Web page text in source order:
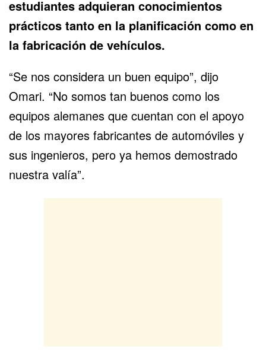
estudiantes adquieran conocimientos
prácticos tanto en la planificación como en
la fabricación de vehículos.
“Se nos considera un buen equipo”, dijo
Omari. “No somos tan buenos como los
equipos alemanes que cuentan con el apoyo
de los mayores fabricantes de automóviles y
sus ingenieros, pero ya hemos demostrado
nuestra valía”.